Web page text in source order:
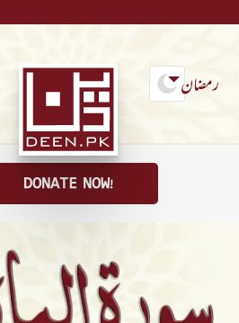
رمضان
DONATE NOW!